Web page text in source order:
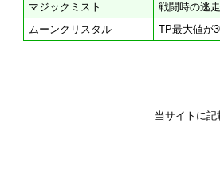
マジックミスト
戦闘時の逃
ムーンクリスタル
TP最大値が
当サイトに